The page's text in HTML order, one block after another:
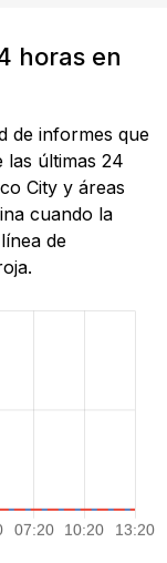
horas en
de informes que
últimas 24
City y áreas
cuando la
de